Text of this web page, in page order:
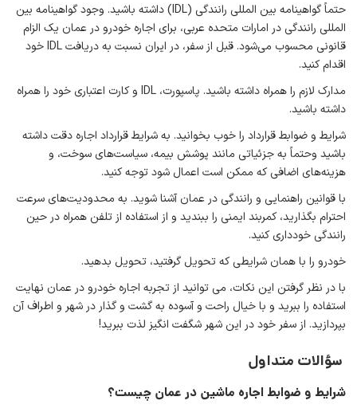
حتماً گواهینامه بین المللی رانندگی (IDL) داشته باشید. وجود گواهینامه بین
المللی رانندگی در امارات متحده عربی، برای اجاره خودرو در عمان یک الزام
قانونی محسوب می‌شود. قبل از سفر، در ایران نسبت به دریافت IDL خود
اقدام کنید.
مدارک لازم را همراه داشته باشید. پاسپورت، IDL و کارت اعتباری خود را همراه
داشته باشید.
شرایط و ضوابط قرارداد را خوب بخوانید. به شرایط قرارداد اجاره دقت داشته
باشید وحتماً به جزئیاتی مانند پوشش بیمه، سیاست‌های سوخت، و
هزینه‌های اضافی که ممکن است اعمال شود توجه کنید.
با قوانین راهنمایی و رانندگی در عمان آشنا شوید. به محدودیت‌های سرعت
احترام بگذارید، کمربند ایمنی را ببندید و از استفاده از تلفن همراه در حین
رانندگی خودداری کنید.
خودرو را با همان شرایطی که تحویل گرفتید، تحویل بدهید.
با در نظر گرفتن این نکات، می توانید از تجربه اجاره خودرو در عمان نهایت
استفاده را ببرید و با خیال راحت و آسوده به گشت و گذار در شهر و اطراف آن
بپردازید. از سفر خود در این شهر شگفت انگیز لذت ببرید!
سؤالات متداول
شرایط و ضوابط اجاره ماشین در عمان چیست؟